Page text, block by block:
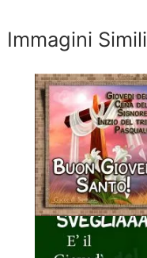
Immagini Simili